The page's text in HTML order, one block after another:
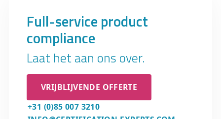
Full-service product
compliance
Laat het aan ons over.
VRIJBLIJVENDE OFFERTE
+31 (0)85 007 3210